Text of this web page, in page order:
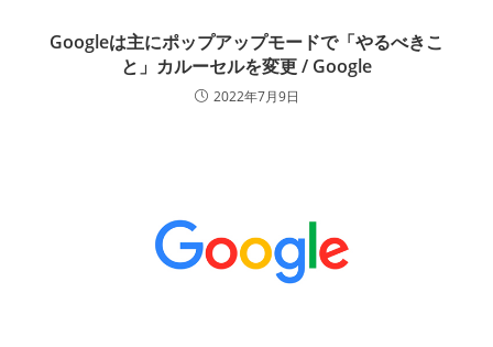
Googleは主にポップアップモードで「やるべきこ
と」カルーセルを変更 / Google
2022年7月9日